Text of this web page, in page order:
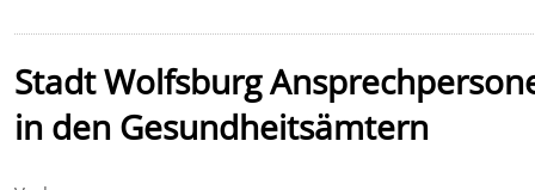
Stadt Wolfsburg
in den Gesundheitsämtern